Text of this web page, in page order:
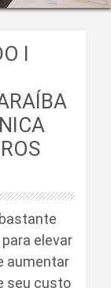
I
elevar
aumentar
seu custo